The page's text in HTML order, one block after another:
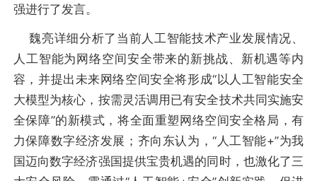
强进行了发言。
魏亮详细分析了当前人工智能技术产业发展情况、
人工智能为网络空间安全带来的新挑战、新机遇等内
容，并提出未来网络空间安全将形成“以人工智能安全
大模型为核心，按需灵活调用已有安全技术共同实施安
全保障”的新模式，将全面重塑网络空间安全格局，有
力保障数字经济发展；齐向东认为，“人工智能+”为我
国迈向数字经济强国提供宝贵机遇的同时，也激化了三